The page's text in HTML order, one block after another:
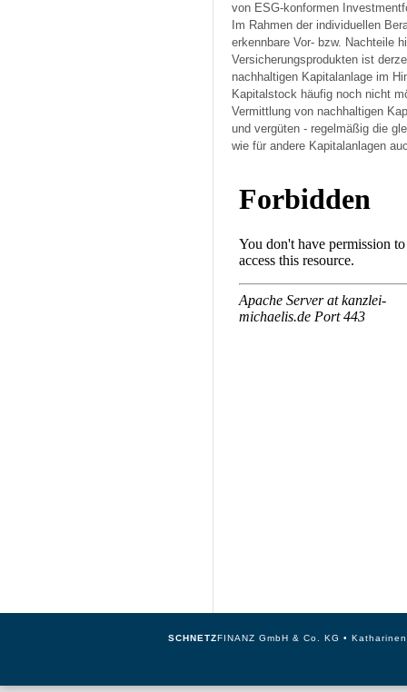
von ESG-konformen
Im Rahmen der individuellen
erkennbare Vor- bzw. Nachteile
Versicherungsprodukten ist
nachhaltigen Kapitalanlage im
Kapitalstock häufig noch nicht
Vermittlung von nachhaltigen
und vergüten - regelmäßig die
wie für andere Kapitalanlagen
SCHNETZFINANZ GmbH & Co. KG •